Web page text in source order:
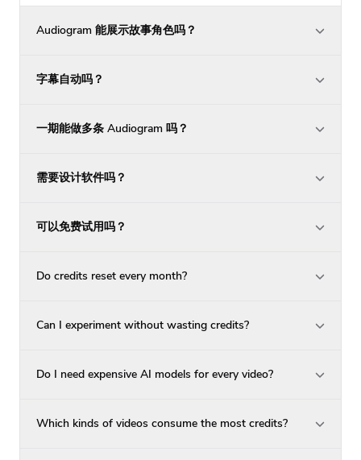
Audiogram 能展示故事角色吗？
字幕自动吗？
一期能做多条 Audiogram 吗？
需要设计软件吗？
可以免费试用吗？
Do credits reset every month?
Can I experiment without wasting credits?
Do I need expensive AI models for every video?
Which kinds of videos consume the most credits?